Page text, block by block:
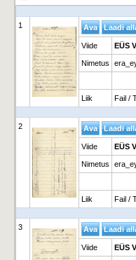
1
Viide EÜS
Nimetus
Liik Fail /
2
Viide EÜS
Nimetus
Liik Fail /
3
Viide EÜS